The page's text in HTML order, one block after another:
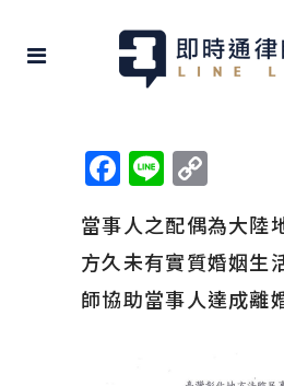
Facebook
Line
Link
當事人之配偶為大陸
方久未有實質婚姻生
師協助當事人達成離